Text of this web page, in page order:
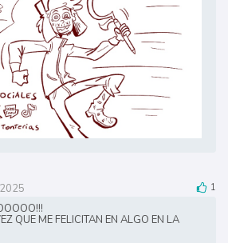
1
QUE ME FELICITAN EN ALGO EN LA